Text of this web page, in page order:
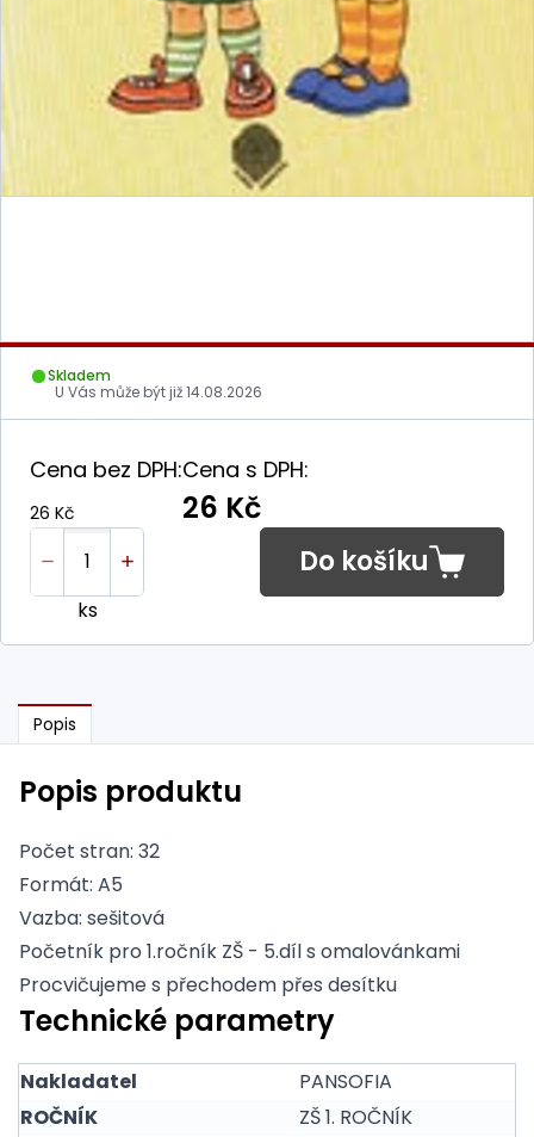
Skladem
U Vás může být již14.08.2026
Cena bez DPH:
26 Kč
Cena s DPH:
26 Kč
ks
Do košíku
Popis
Popis produktu
Počet stran: 32
Formát: A5
Vazba: sešitová
Početník pro 1.ročník ZŠ - 5.díl s omalovánkami
Procvičujeme s přechodem přes desítku
Technické parametry
Nakladatel
PANSOFIA
ROČNÍK
ZŠ 1. ROČNÍK